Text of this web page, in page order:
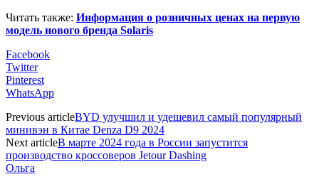
Читать также: Информация о розничных ценах на первую
модель нового бренда Solaris
Facebook
Twitter
Pinterest
WhatsApp
Previous articleBYD улучшил и удешевил самый популярный
минивэн в Китае Denza D9 2024
Next articleВ марте 2024 года в России запустится
производство кроссоверов Jetour Dashing
Ольга